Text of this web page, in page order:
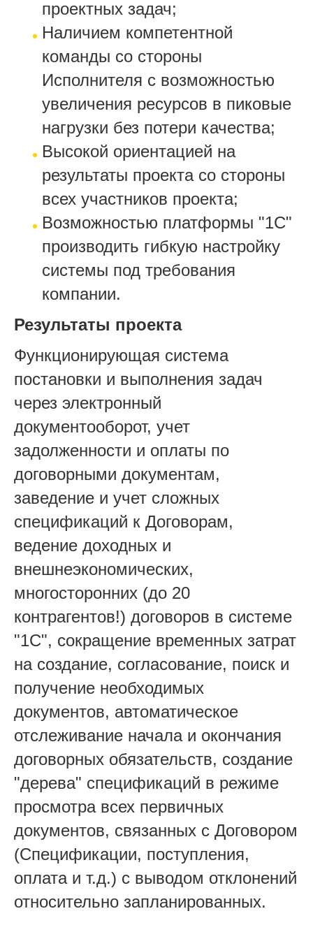
проектных задач;
Наличием компетентной
команды со стороны
Исполнителя с возможностью
увеличения ресурсов в пиковые
нагрузки без потери качества;
Высокой ориентацией на
результаты проекта со стороны
всех участников проекта;
Возможностью платформы "1С"
производить гибкую настройку
системы под требования
компании.
Результаты проекта
Функционирующая система
постановки и выполнения задач
через электронный
документооборот, учет
задолженности и оплаты по
договорными документам,
заведение и учет сложных
спецификаций к Договорам,
ведение доходных и
внешнеэкономических,
многосторонних (до 20
контрагентов!) договоров в системе
"1С", сокращение временных затрат
на создание, согласование, поиск и
получение необходимых
документов, автоматическое
отслеживание начала и окончания
договорных обязательств, создание
"дерева" спецификаций в режиме
просмотра всех первичных
документов, связанных с Договором
(Спецификации, поступления,
оплата и т.д.) с выводом отклонений
относительно запланированных.